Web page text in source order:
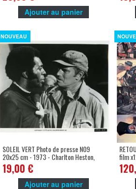
Ajouter au panier
NOUVEAU
SOLEIL VERT Photo de presse N09
20x25 cm - 1973 - Charlton Heston,
Richard Fleischer
19,00 €
Ajouter au panier
film
Fox,